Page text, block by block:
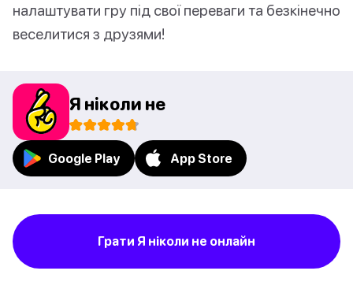
налаштувати гру під свої переваги та безкінечно
веселитися з друзями!
Я ніколи не
Google Play App Store
Грати Я ніколи не онлайн